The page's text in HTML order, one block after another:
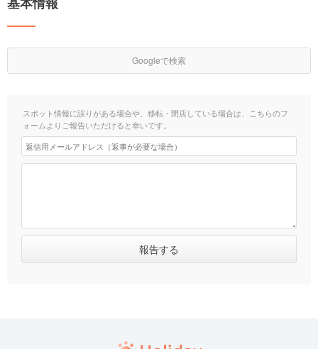
Googleで検索
スポット情報に誤りがある場合や、移転・閉店している場合は、こちらのフ
ォームよりご報告いただけると幸いです。